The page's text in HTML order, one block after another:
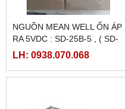
NGUỒN MEAN WELL ỔN ÁP
RA 5VDC : SD-25B-5 , ( SD-
25B-12, SD-25B-24)
LH: 0938.070.068